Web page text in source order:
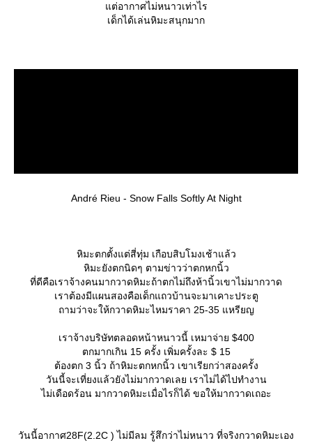
ต่อากาศไม่หนาวเท่าไร
เด็กได้เล่นหิมะสนุกมาก
André Rieu - Snow Falls Softly At Night
หิมะตกตั้งแต่สี่ทุ่ม เกือบสิบโมงเช้าแล้ว
หิมะยังตกนิดๆ ตามข่าวว่าตกหกนิ้ว
ที่ดีคือเราจ้างคนมากวาดหิมะถ้าตกไม่ถึงห้านิ้วเขาไม่มากวาด
เราต้องมีแผนสองคือเด็กแถวบ้านจะมาเคาะประตู
ถามว่าจะให้กวาดหิมะไหมราคา 25-35 แหรียญ
เราจ้างบริษัทตลอดหน้าหนาวนี้ เหมาจ่าย $400
ตกมากเกิน 15 ครั้ง เพิ่มครั้งละ $ 15
ต้องตก 3 นิ้ว ถ้าหิมะตกหกนิ้ว เขาเรียกว่าสองครั้ง
วันนี้จะเที่ยงแล้วยังไม่มากวาดเลย เราไม่ได้ไปทำงาน
ไม่เดือดร้อน มากวาดหิมะเมื่อไรก็ได้ ขอให้มากวาดเถอะ
วันนี้อากาศ28F(2.2C ) ไม่มีลม รู้สึกว่าไม่หนาว ที่จริงกวาดหิมะเอง